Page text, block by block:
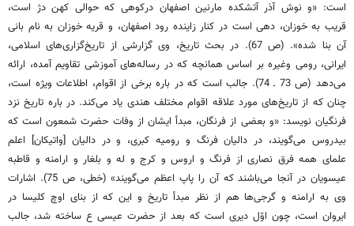
است: «و نوش آذر آتشکده مارنین اصفهان درکوهی که حوالی کهن دژ است،
قریب به خوزان، دهی است در کنار زاینده رود اصفهان، و قریه خوزان به نام بانی
آن بنا شده». (ص 67). در بحث تاریخ، وی گزارشی از تاریخ‌گزاری‌های اسلامی،
ایرانی، رومی وغیره بر اساس همانچه که در رساله‌های آموزشی تقاویم آمده، ارائه
می‌دهد (ص 73 ـ 74). جالب است که در باره برخی از اقوام، اطلاعات ویژه است،
چنان که از تاریخ‌های مورد علاقه اقوام مختلف هندی یاد می‌کند. در باره تاریخ نزد
فرنگیان نویسد: «و بعضی از فرنگان، مبدأ ایشان از وفات حضرت شمعون است که
بیدروس می‌گویند، در دالیان فرنگ و رومیه کبری، و در دالیان [واتیکان] اعلم
علمای همه فرق نصاری از فرنگ و اروس و کرج و له و بلغار و ارامنه و قاطبه
عیسویان در آنجا می‌باشند که آن را پاپ اعظم می‌گویند» (خطی، ص 75). اشارات
وی به ارامنه و گرجی‌ها هم از نظر مبدأ تاریخ و این که از بنای اوچ کلیسا در
ایروان است، چون اوّل دیری است که بعد از حضرت عیسی ع ساخته شد، جالب